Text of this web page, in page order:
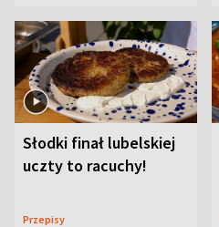
Słodki finał lubelskiej
uczty to racuchy!
Przepisy